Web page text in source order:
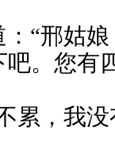
“邢姑
吧。您
累，我没